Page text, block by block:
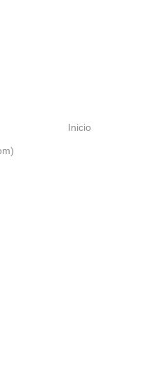
Inicio